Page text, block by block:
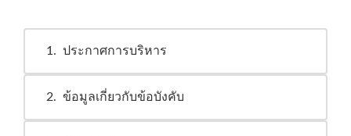
1 ประกาศการบริหาร
2 ข้อมูลเกี่ยวกับข้อบังคับ